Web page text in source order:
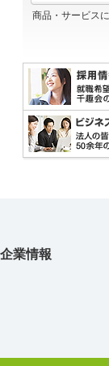
商品・サービス
企業情報